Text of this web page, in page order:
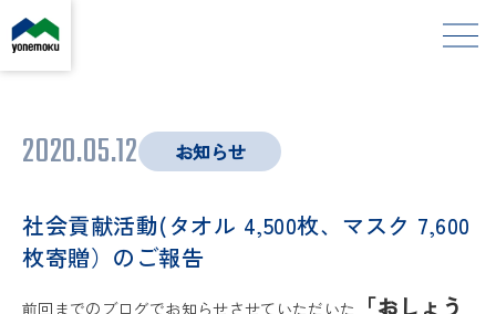
2020.05.12 お知らせ
社会貢献活動(タオル 4,500枚、マスク 7,600
枚寄贈）のご報告
前回までのブログでお知らせさせていただいた
「おしょう